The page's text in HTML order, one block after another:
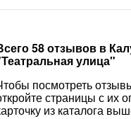
58 отзывов в
улица"
посмотреть
страницы с их
из каталога